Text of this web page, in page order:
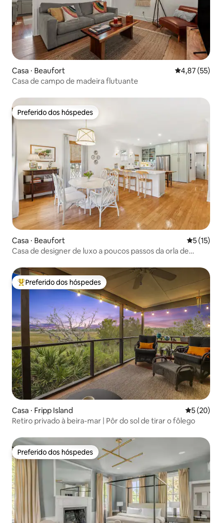
Casa ⋅ Beaufort 4,87 de uma
4,87 (55)
Casa de campo de madeira flutuante
Preferido dos hóspedes
Preferido dos hóspedes
Casa ⋅ Beaufort 5 de uma
5 (15)
Casa de designer de luxo a poucos passos da orla de
Entre os melhores preferidos dos hóspedes
Preferido dos hóspedes
Casa ⋅ Fripp Island 5 de uma
5 (20)
Retiro privado à beira-mar | Pôr do sol de tirar o fôlego
Preferido dos hóspedes
Preferido dos hóspedes